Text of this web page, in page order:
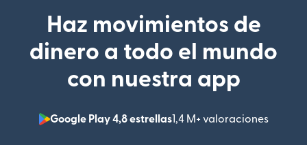
Haz movimientos de
dinero a todo el mundo
con nuestra app
Google Play 4,8 estrellas1,4 M+ valoraciones
(se